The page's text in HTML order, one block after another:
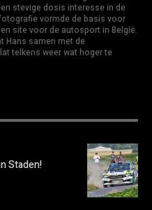
stevige dosis interesse in de
vormde de basis voor
site voor de autosport in België.
Hans samen met de
telkens weer wat hoger te
Staden!